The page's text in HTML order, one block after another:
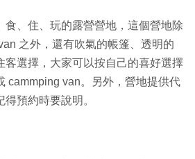
食、住、玩的露營營地，這個營地除
之外，還有吹氣的帳篷、透明的
客選擇，大家可以按自己的喜好選擇
cammping van。另外，營地提供代
預約時要說明。